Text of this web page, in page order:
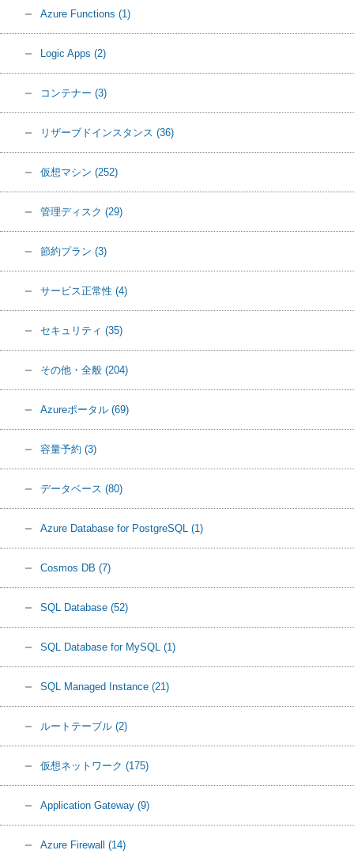
Azure Functions (1)
Logic Apps (2)
コンテナー (3)
リザーブドインスタンス (36)
仮想マシン (252)
管理ディスク (29)
節約プラン (3)
サービス正常性 (4)
セキュリティ (35)
その他・全般 (204)
Azureポータル (69)
容量予約 (3)
データベース (80)
Azure Database for PostgreSQL (1)
Cosmos DB (7)
SQL Database (52)
SQL Database for MySQL (1)
SQL Managed Instance (21)
ルートテーブル (2)
仮想ネットワーク (175)
Application Gateway (9)
Azure Firewall (14)